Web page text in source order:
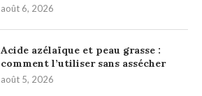
août 6, 2026
Acide azélaïque et peau grasse :
comment l’utiliser sans assécher
août 5, 2026